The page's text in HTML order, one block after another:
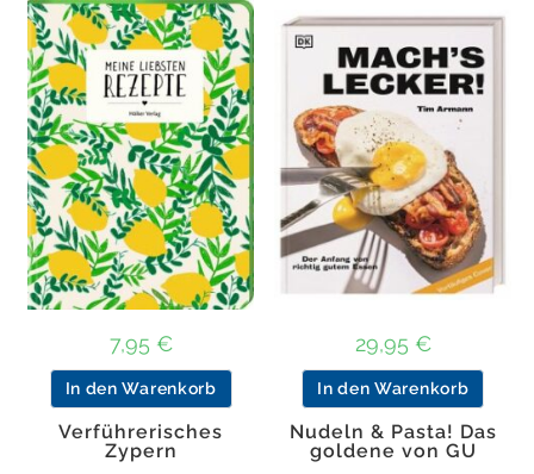
7,95 €
In den Warenkorb
29,95 €
In den Warenkorb
Verführerisches
Zypern
Nudeln & Pasta! Das
goldene von GU